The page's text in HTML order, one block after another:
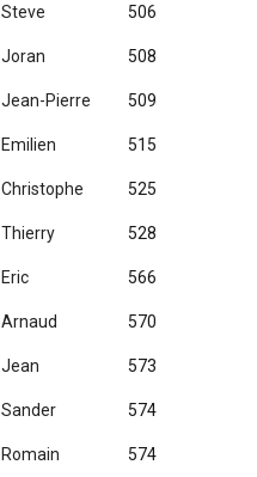
Steve 506
Joran 508
Jean-Pierre 509
Emilien 515
Christophe 525
Thierry 528
Eric 566
Arnaud 570
Jean 573
Sander 574
Romain 574